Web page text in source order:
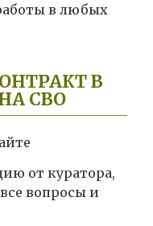
в любых
В
СВО
от куратора,
вопросы и